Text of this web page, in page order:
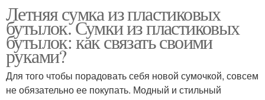
Летняя сумка из пластиковых
бутылок. Сумки из пластиковых
бутылок: как связать своими
руками?
Для того чтобы порадовать себя новой сумочкой, совсем
не обязательно ее покупать. Модный и стильный